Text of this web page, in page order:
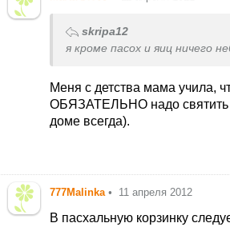
skripa12
я кроме пасох и яиц ничего
Меня с детства мама учила,
ОБЯЗАТЕЛЬНО надо святить
доме всегда).
777Malinka • 11 апреля 2012
В пасхальную корзинку